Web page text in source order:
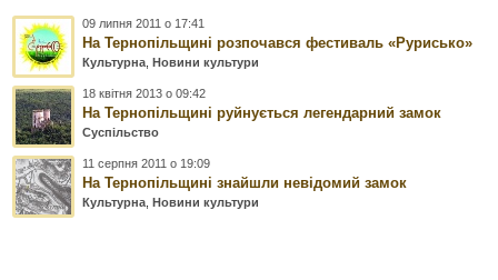
09 липня 2011 о 17:41
На Тернопільщині розпочався фестиваль «Рурисько»
Культурна ,Новини культури
18 квітня 2013 о 09:42
На Тернопільщині руйнується легендарний замок
Суспільство
11 серпня 2011 о 19:09
На Тернопільщині знайшли невідомий замок
Культурна ,Новини культури